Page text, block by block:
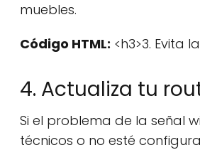
muebles.
Código HTML: <h3>3. Evita
4. Actualiza tu
Si el problema de la señal
técnicos o no esté